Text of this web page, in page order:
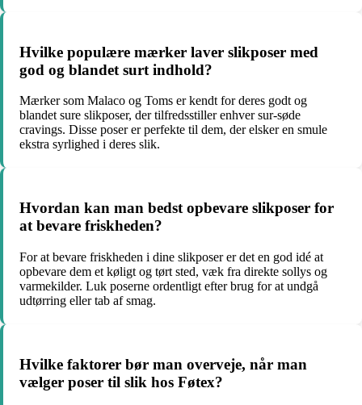
Hvilke populære mærker laver slikposer med
god og blandet surt indhold?
Mærker som Malaco og Toms er kendt for deres godt og
blandet sure slikposer, der tilfredsstiller enhver sur-søde
cravings. Disse poser er perfekte til dem, der elsker en smule
ekstra syrlighed i deres slik.
Hvordan kan man bedst opbevare slikposer for
at bevare friskheden?
For at bevare friskheden i dine slikposer er det en god idé at
opbevare dem et køligt og tørt sted, væk fra direkte sollys og
varmekilder. Luk poserne ordentligt efter brug for at undgå
udtørring eller tab af smag.
Hvilke faktorer bør man overveje, når man
vælger poser til slik hos Føtex?